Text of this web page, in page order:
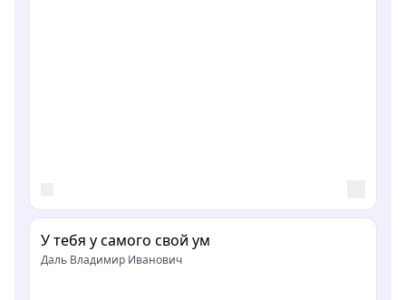
У тебя у самого свой ум
Даль Владимир Иванович